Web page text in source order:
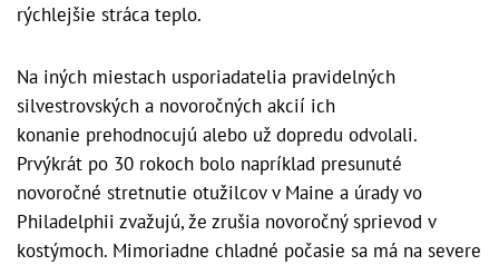
rýchlejšie stráca teplo.
Na iných miestach usporiadatelia pravidelných
silvestrovských a novoročných akcií ich
konanie prehodnocujú alebo už dopredu odvolali.
Prvýkrát po 30 rokoch bolo napríklad presunuté
novoročné stretnutie otužilcov v Maine a úrady vo
Philadelphii zvažujú, že zrušia novoročný sprievod v
kostýmoch. Mimoriadne chladné počasie sa má na severe